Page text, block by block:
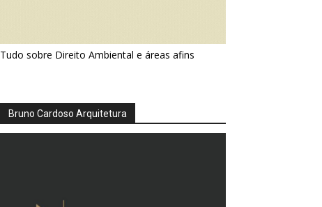
Tudo sobre Direito Ambiental e áreas afins
Bruno Cardoso Arquitetura